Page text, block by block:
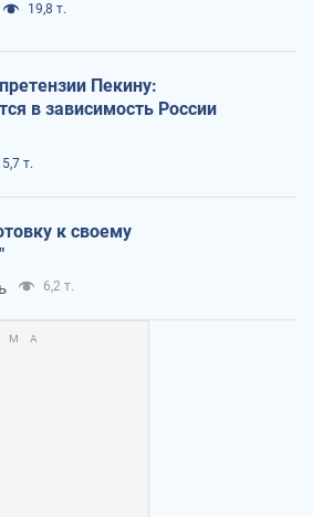
19,8 т.
Пекину:
в зависимость России
т.
к своему
6,2 т.